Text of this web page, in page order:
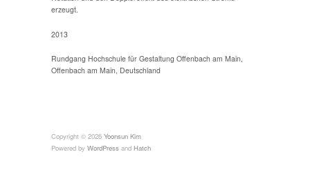
erzeugt.
2013
Rundgang Hochschule für Gestaltung Offenbach am Main,
Offenbach am Main, Deutschland
Copyright © 2026 Yoonsun Kim
Powered by WordPress and Hatch